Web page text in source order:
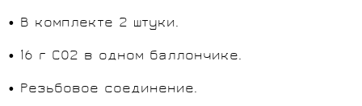
• В комплекте 2 штуки.
• 16 г CO2 в одном баллончике.
• Резьбовое соединение.